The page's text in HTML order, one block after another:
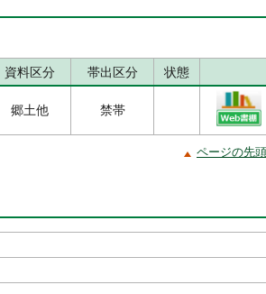
資料区分 帯出区分 状態
郷土他 禁帯
ページの先